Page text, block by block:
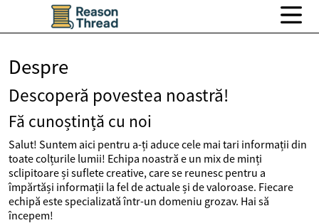
Despre
Descoperă povestea noastră!
Fă cunoștință cu noi
Salut! Suntem aici pentru a-ți aduce cele mai tari informații din
toate colțurile lumii! Echipa noastră e un mix de minți
sclipitoare și suflete creative, care se reunesc pentru a
împărtăși informații la fel de actuale și de valoroase. Fiecare
echipă este specializată într-un domeniu grozav. Hai să
începem!